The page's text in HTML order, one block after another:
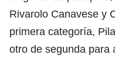
Rivarolo Canavese y
primera categoría,
otro de segunda para